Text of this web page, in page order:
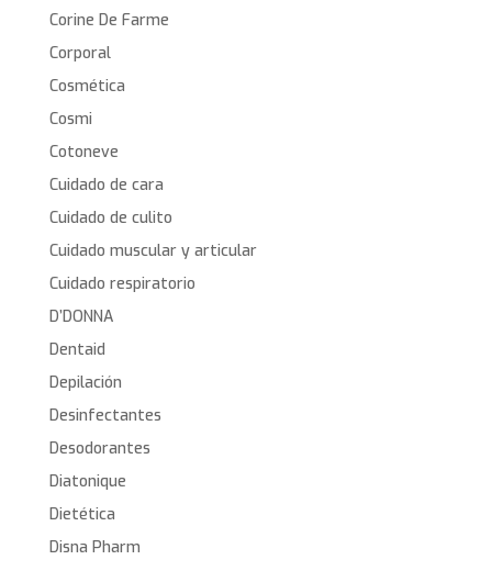
Corine De Farme
Corporal
Cosmética
Cosmi
Cotoneve
Cuidado de cara
Cuidado de culito
Cuidado muscular y articular
Cuidado respiratorio
D’DONNA
Dentaid
Depilación
Desinfectantes
Desodorantes
Diatonique
Dietética
Disna Pharm